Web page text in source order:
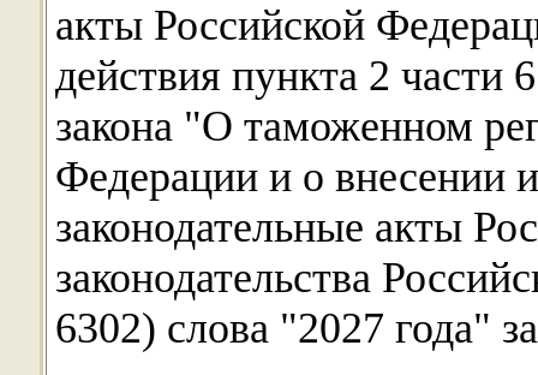
акты Российской
действия пункта 2 части
закона "О таможенном
Федерации и о внесении
законодательные акты
законодательства
6302) слова "2027 года"